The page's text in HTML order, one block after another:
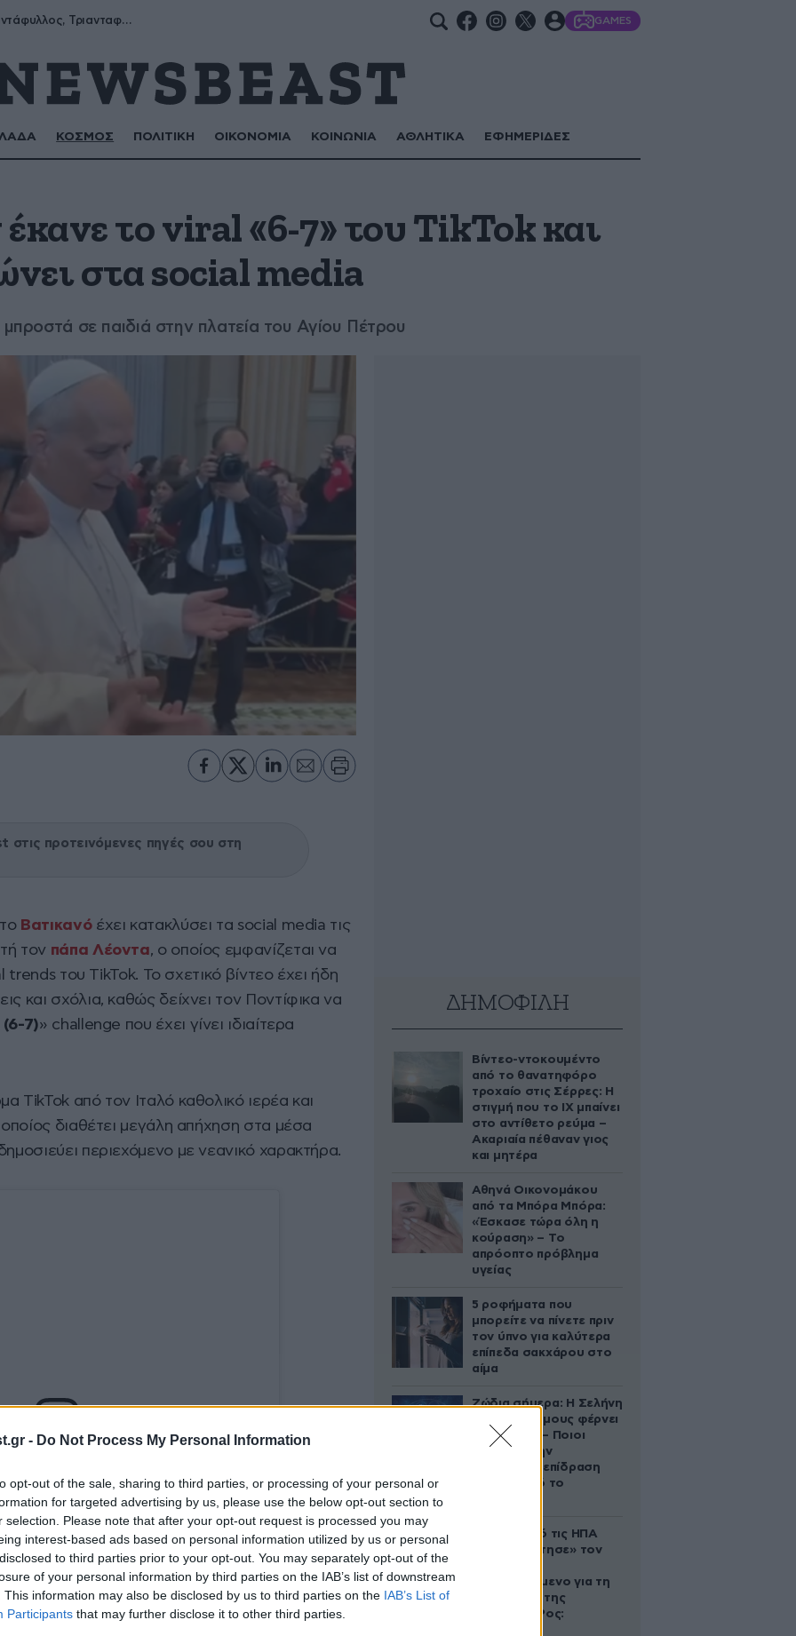
- Do Not Process My Personal Information
opt-out of the sale, sharing to third parties, or processing of your personal or
for targeted advertising by us, please use the below opt-out section to
selection. Please note that after your opt-out request is processed you may
interest-based ads based on personal information utilized by us or personal
to third parties prior to your opt-out. You may separately opt-out of the
of your personal information by third parties on the IAB’s list of downstream
This information may also be disclosed by us to third parties on the IAB’s List of
Participants that may further disclose it to other third parties.
Μύρων, Τριαντάφυλλος, Τριανταφυλλιά, Φυλλιώ, Ρόζα GAMES
ΚΟΣΜΟΣ ΠΟΛΙΤΙΚΗ ΟΙΚΟΝΟΜΙΑ ΚΟΙΝΩΝΙΑ ΑΘΛΗΤΙΚΑ ΕΦΗΜΕΡΙΔΕΣ
το viral «6-7» του TikTok και
στα social media
σε παιδιά στην πλατεία του Αγίου Πέτρου
στις προτεινόμενες πηγές σου στη
Βατικανόέχει κατακλύσει τα social media τις
τον πάπα Λέοντα, ο οποίος εμφανίζεται να
του TikTok. Το σχετικό βίντεο έχει ήδη
και σχόλια, καθώς δείχνει τον Ποντίφικα να
7)» challenge που έχει γίνει ιδιαίτερα
TikTok από τον Ιταλό καθολικό ιερέα και
διαθέτει μεγάλη απήχηση στα μέσα
περιεχόμενο με νεανικό χαρακτήρα.
ΔΗΜΟΦΙΛΗ
Βίντεο-ντοκουμέντο
από το θανατηφόρο
τροχαίο στις Σέρρες: Η
στιγμή που το ΙΧ μπαίνει
στο αντίθετο ρεύμα –
Ακαριαία πέθαναν γιος
και μητέρα
Αθηνά Οικονομάκου
από τα Μπόρα Μπόρα:
«Έσκασε τώρα όλη η
κούραση» – Το
απρόοπτο πρόβλημα
υγείας
5 ροφήματα που
μπορείτε να πίνετε πριν
τον ύπνο για καλύτερα
επίπεδα σακχάρου στο
αίμα
Ζώδια σήμερα: Η Σελήνη
στους Διδύμους φέρνει
ανατροπές – Ποιοι
δέχονται την
ευεργετική επίδραση
του Δία από το
Ζευγάρι από τις ΗΠΑ
που «υιοθέτησε» τον
κατηγορούμενο για τη
δολοφονία της
Ελίζαμπεθ Ρος: